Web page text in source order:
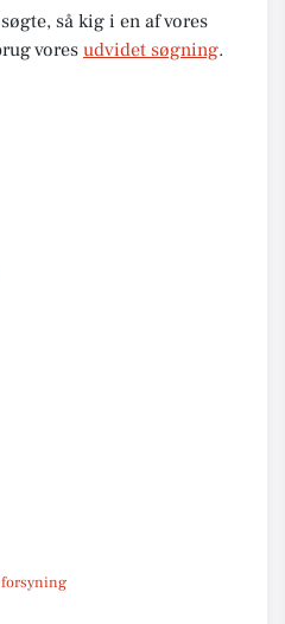
så kig i en af vores
vores udvidet søgning.